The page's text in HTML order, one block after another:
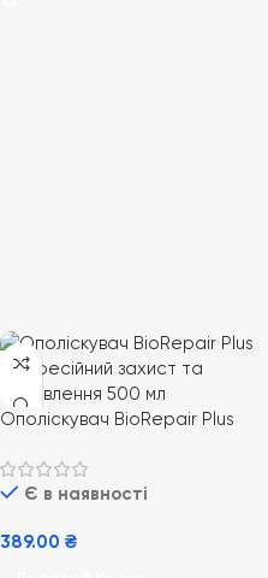
Ополіскувач BioRepair Plus
відновлення 500 мл
Є в наявності
389.00 ₴